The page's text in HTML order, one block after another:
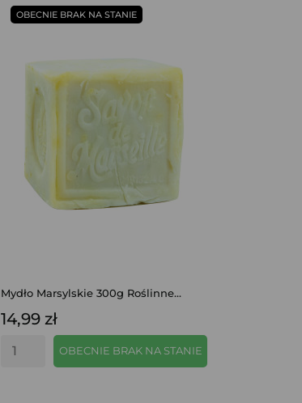
Mydło Marsylskie 300g Roślinne...
14,99 zł
OBECNIE BRAK NA STANIE
OBECNIE BRAK NA STANIE
SZYBKI PODGLĄD